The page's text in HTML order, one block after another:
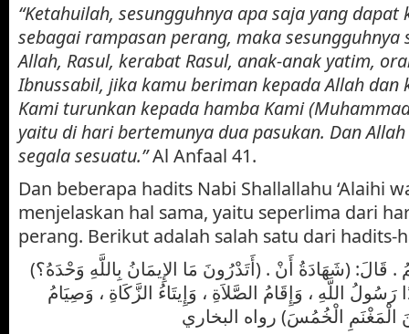
“Ketahuilah, sesungguhnya apa saja yang dapat
sebagai rampasan perang, maka
Allah, Rasul, kerabat Rasul, anak-anak yatim,
Ibnussabil, jika kamu beriman kepada Allah dan
Kami turunkan kepada hamba Kami
yaitu di hari bertemunya dua pasukan. Dan
segala sesuatu.”Al Anfaal 41.
Dan beberapa hadits Nabi Shallallahu ‘Alaihi
menjelaskan hal sama, yaitu seperlima dari
perang. Berikut adalah salah satu dari hadits-
(أَتَدْرُونَ مَا الإِيمَانُ بِاللَّهِ وَحْدَهُ؟) . قَالُوا: اللَّهُ وَرَسُولُهُ أَعْلَمُ . قَالَ: (شَهَادَةُ أَنْ
رَسُولُ اللَّهِ ، وَإِقَامُ الصَّلاَةِ ، وَإِيتَاءُ الزَّكَاةِ ، وَصِيَامُ
الْخُمُسَ) رواه البخاري